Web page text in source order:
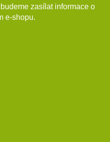
zasílat informace o
e-shopu.